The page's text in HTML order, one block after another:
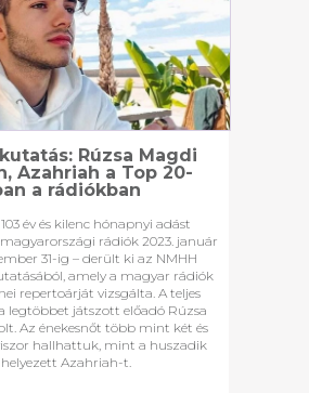
Rúzsa Magdi
Azahriah a Top 20-
a rádiókban
103 év és kilenc hónapnyi adást
rádiók 2023. január
31-ig – derült ki az NMHH
amely a magyar rádiók
repertoárját vizsgálta. A teljes
legtöbbet játszott előadó Rúzsa
Az énekesnőt több mint két és
hallhattuk, mint a huszadik
helyezett Azahriah-t.